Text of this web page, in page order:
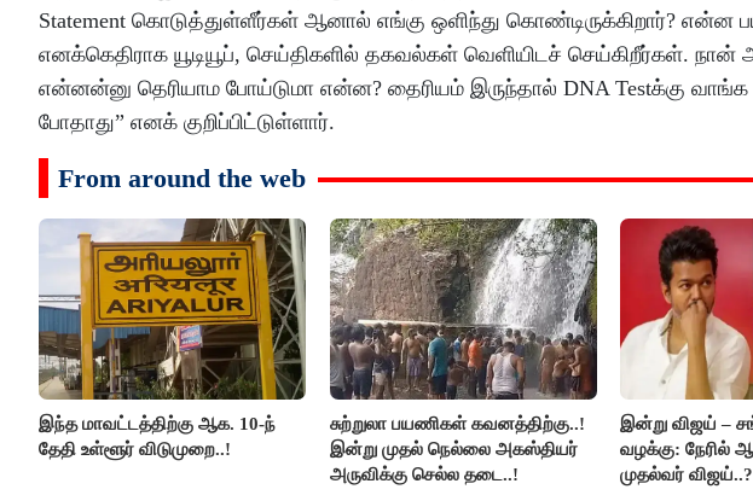
Statement கொடுத்துள்ளீர்கள் ஆனால் எங்கு ஒளிந்து கொண்டிருக்கிறார்?
எனக்கெதிராக யூடியூப், செய்திகளில் தகவல்கள் வெளியிடச் செய்கிறீர்கள். நான்
என்னன்னு தெரியாம போய்டுமா என்ன? தைரியம் இருந்தால் DNA Testக்கு வாங்க
போதாது” எனக் குறிப்பிட்டுள்ளார்.
From around the web
இந்த மாவட்டத்திற்கு ஆக. 10-ந்
தேதி உள்ளூர் விடுமுறை..!
சுற்றுலா பயணிகள் கவனத்திற்கு..!
இன்று முதல் நெல்லை அகஸ்தியர்
அருவிக்கு செல்ல தடை..!
இன்று விஜய் –
வழக்கு: நேரில்
முதல்வர் விஜய்..?